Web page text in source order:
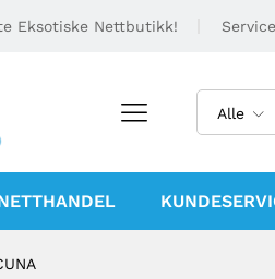
Eksotiske Nettbutikk!
Alle